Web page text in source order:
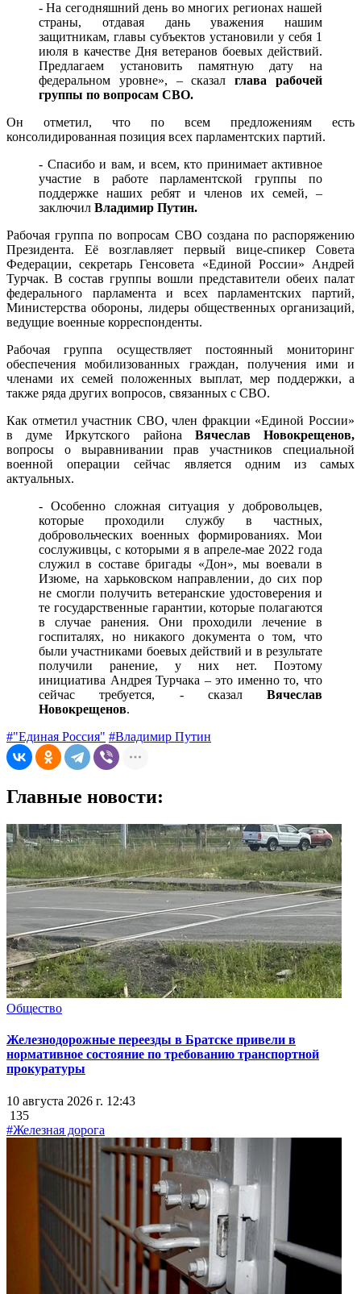
- На сегодняшний день во многих регионах нашей
страны, отдавая дань уважения нашим
защитникам, главы субъектов установили у себя 1
июля в качестве Дня ветеранов боевых действий.
Предлагаем установить памятную дату на
федеральном уровне», – сказал глава рабочей
группы по вопросам СВО.
Он отметил, что по всем предложениям есть
консолидированная позиция всех парламентских партий.
- Спасибо и вам, и всем, кто принимает активное
участие в работе парламентской группы по
поддержке наших ребят и членов их семей, –
заключил Владимир Путин.
Рабочая группа по вопросам СВО создана по распоряжению
Президента. Её возглавляет первый вице-спикер Совета
Федерации, секретарь Генсовета «Единой России» Андрей
Турчак. В состав группы вошли представители обеих палат
федерального парламента и всех парламентских партий,
Министерства обороны, лидеры общественных организаций,
ведущие военные корреспонденты.
Рабочая группа осуществляет постоянный мониторинг
обеспечения мобилизованных граждан, получения ими и
членами их семей положенных выплат, мер поддержки, а
также ряда других вопросов, связанных с СВО.
Как отметил участник СВО, член фракции «Единой России»
в думе Иркутского района Вячеслав Новокрещенов,
вопросы о выравнивании прав участников специальной
военной операции сейчас является одним из самых
актуальных.
- Особенно сложная ситуация у добровольцев,
которые проходили службу в частных,
добровольческих военных формированиях. Мои
сослуживцы, с которыми я в апреле-мае 2022 года
служил в составе бригады «Дон», мы воевали в
Изюме, на харьковском направлении, до сих пор
не смогли получить ветеранские удостоверения и
те государственные гарантии, которые полагаются
в случае ранения. Они проходили лечение в
госпиталях, но никакого документа о том, что
были участниками боевых действий и в результате
получили ранение, у них нет. Поэтому
инициатива Андрея Турчака – это именно то, что
сейчас требуется, - сказал Вячеслав
Новокрещенов.
#"Единая Россия" #Владимир Путин
Главные новости:
Общество
Железнодорожные переезды в Братске привели в
нормативное состояние по требованию транспортной
прокуратуры
10 августа 2026 г. 12:43
135
#Железная дорога